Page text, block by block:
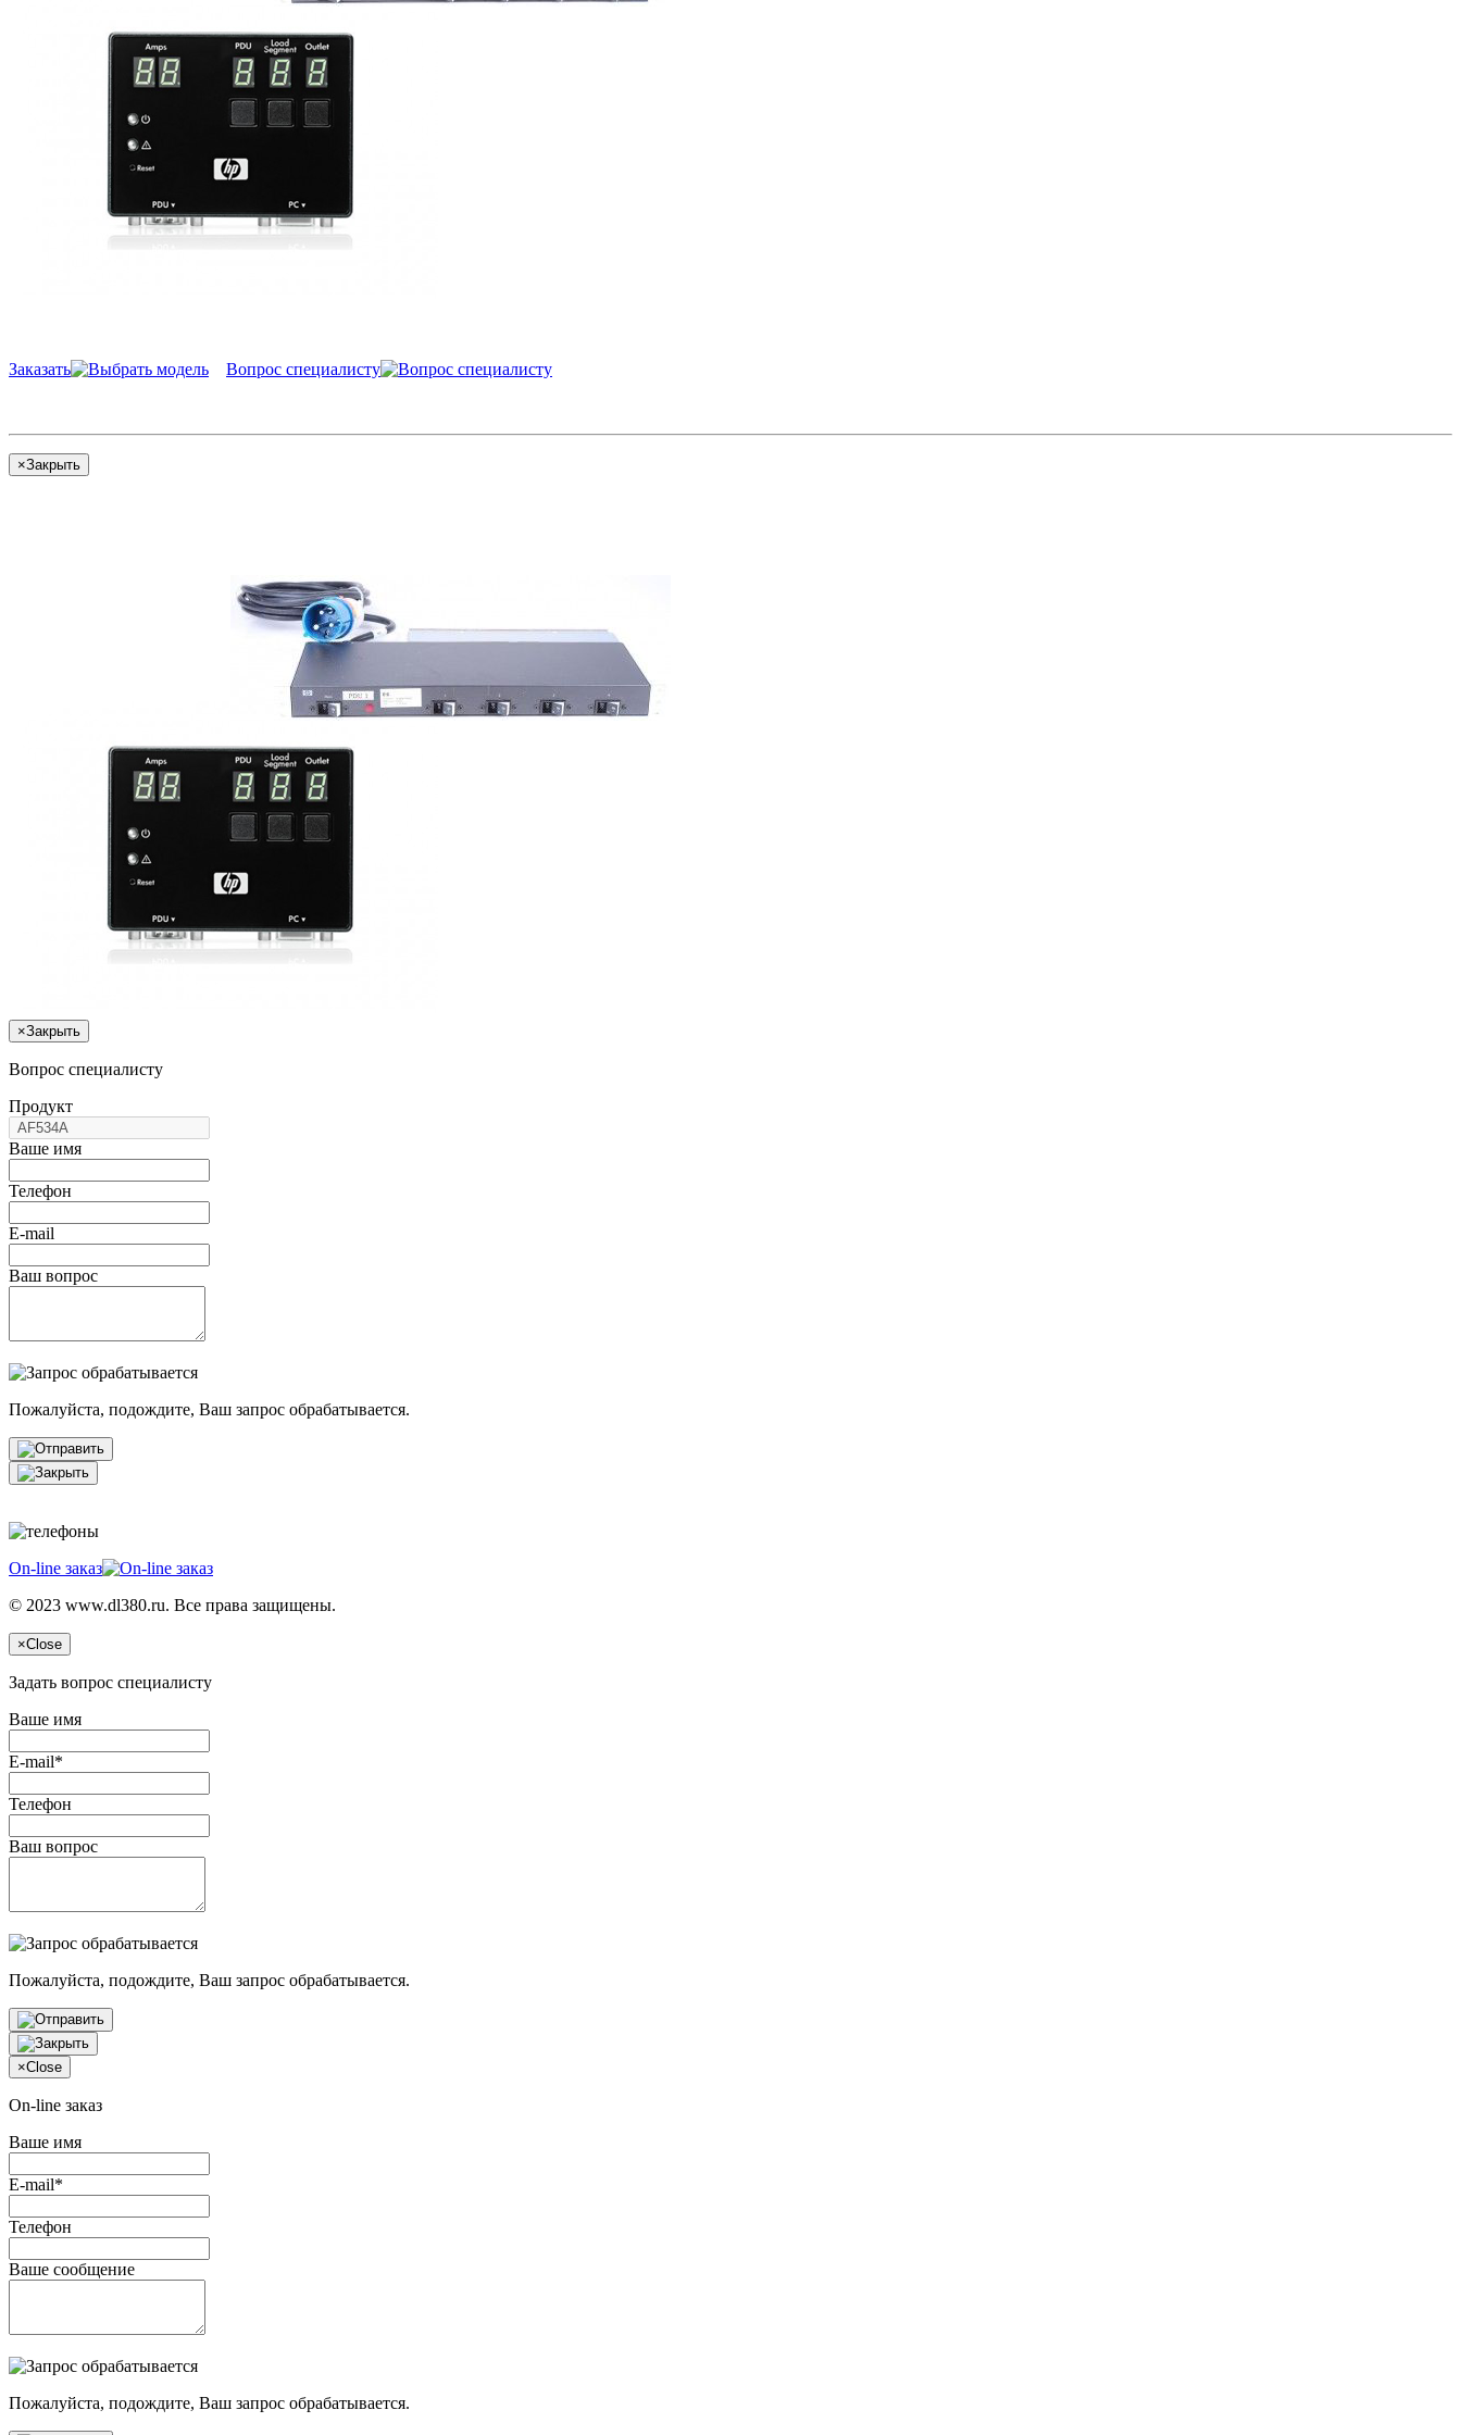
Заказать Вопрос специалисту
×Закрыть
×Закрыть
Вопрос специалисту
Продукт
Ваше имя
Телефон
E-mail
Ваш вопрос
Пожалуйста, подождите, Ваш запрос обрабатывается.
On-line заказ
© 2023 www.dl380.ru. Все права защищены.
×Close
Задать вопрос специалисту
Ваше имя
E-mail*
Телефон
Ваш вопрос
Пожалуйста, подождите, Ваш запрос обрабатывается.
×Close
On-line заказ
Ваше имя
E-mail*
Телефон
Ваше сообщение
Пожалуйста, подождите, Ваш запрос обрабатывается.